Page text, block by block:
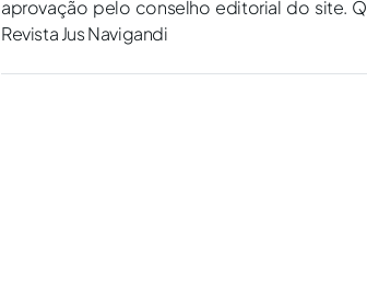
aprovação pelo conselho editorial do site.
Revista Jus Navigandi